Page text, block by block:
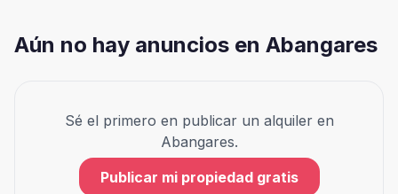
Aún no hay anuncios en Abangares
Sé el primero en publicar un alquiler en
Abangares.
Publicar mi propiedad gratis